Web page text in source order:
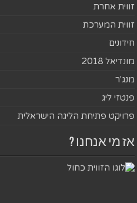
זווית אחרת
זווית המערכת
חידונים
מונדיאל 2018
מנג'ר
פנטזי ליג
פרויקט פתיחת הליגה הישראלית
אז מי אנחנו ?